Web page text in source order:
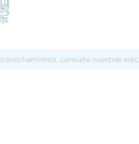
consulte nuestras